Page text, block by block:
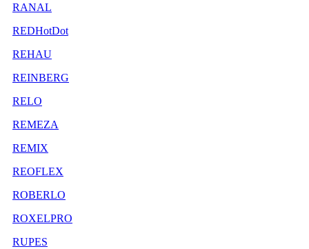
RANAL
REDHotDot
REHAU
REINBERG
RELO
REMEZA
REMIX
REOFLEX
ROBERLO
ROXELPRO
RUPES